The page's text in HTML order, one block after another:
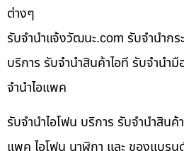
ต่างๆ
รับจํานําแจ้งวัฒนะ.com รับจำนำก
บริการ รับจำนำสินค้าไอที รับจำนำ
จำนำไอแพค
รับจำนำไอโฟน บริการ รับจำนำสินค้